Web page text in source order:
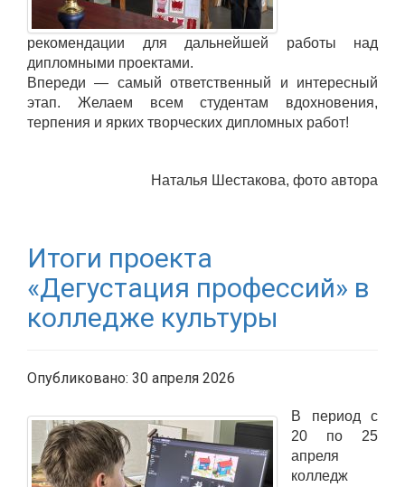
рекомендации для дальнейшей работы над
дипломными проектами.
Впереди — самый ответственный и интересный
этап. Желаем всем студентам вдохновения,
терпения и ярких творческих дипломных работ!
Наталья Шестакова, фото автора
Итоги проекта
«Дегустация профессий» в
колледже культуры
Опубликовано: 30 апреля 2026
В период с
20 по 25
апреля
колледж